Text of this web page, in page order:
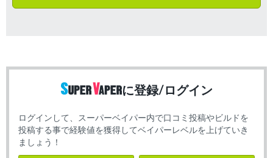
に登録/ログイン
ログインして、スーパーベイパー内で口コミ投稿やビルドを
投稿する事で経験値を獲得してベイパーレベルを上げていき
ましょう！